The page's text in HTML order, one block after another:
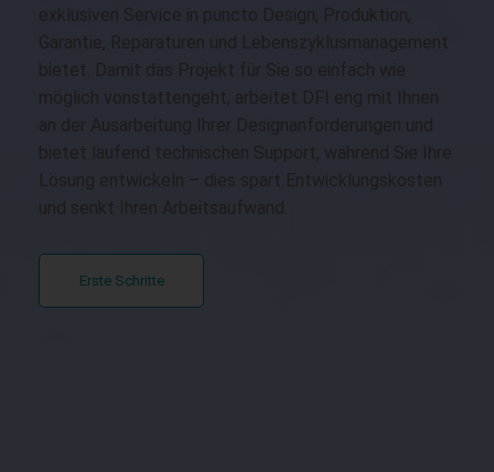
exklusiven Service in puncto Design, Produktion,
Garantie, Reparaturen und Lebenszyklusmanagement
bietet. Damit das Projekt für Sie so einfach wie
möglich vonstattengeht, arbeitet DFI eng mit Ihnen
an der Ausarbeitung Ihrer Designanforderungen und
bietet laufend technischen Support, während Sie Ihre
Lösung entwickeln – dies spart Entwicklungskosten
und senkt Ihren Arbeitsaufwand.
Erste Schritte